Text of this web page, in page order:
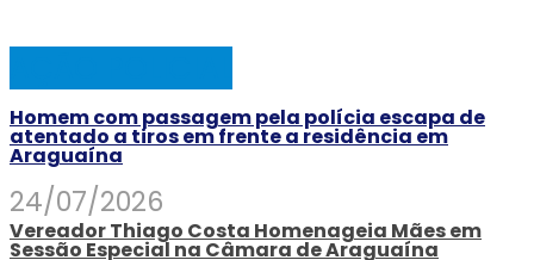
Homem com passagem pela polícia escapa de
atentado a tiros em frente a residência em
Araguaína
24/07/2026
Vereador Thiago Costa Homenageia Mães em
Sessão Especial na Câmara de Araguaína